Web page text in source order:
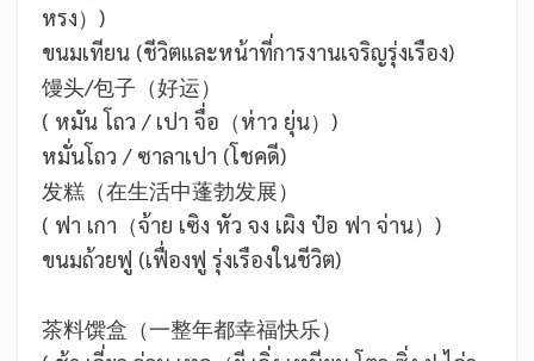
หรง）)
ขนมเทียน (ชีวิตและหน้าที่การงานเจริญรุ่งเรือง)
馒头/包子（好运）
( หมัน โถว / เปา จื่อ（ห่าว ยุ่น）)
หมั่นโถว / ซาลาเปา (โชคดี)
发糕（在生活中蓬勃发展）
( ฟา เกา（จ้าย เซิง หัว จง เผิง ป๋อ ฟา จ่าน）)
ขนมถ้วยฟู (เฟื่องฟู รุ่งเรืองในชีวิต)
茶料馔盒（一整年都幸福快乐）